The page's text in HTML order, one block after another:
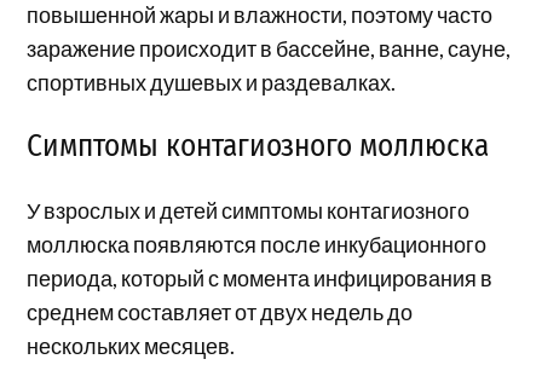
повышенной жары и влажности, поэтому часто
заражение происходит в бассейне, ванне, сауне,
спортивных душевых и раздевалках.
Симптомы контагиозного моллюска
У взрослых и детей симптомы контагиозного
моллюска появляются после инкубационного
периода, который с момента инфицирования в
среднем составляет от двух недель до
нескольких месяцев.